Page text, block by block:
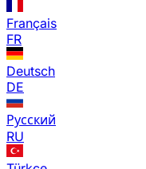
Français
FR
Deutsch
DE
Русский
RU